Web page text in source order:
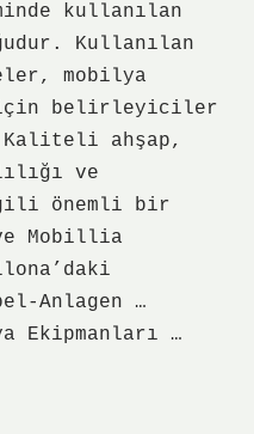
kullanılan
Kullanılan
mobilya
belirleyiciler
ahşap,
ve
önemli bir
Mobillia
Anlagen …
Ekipmanları …